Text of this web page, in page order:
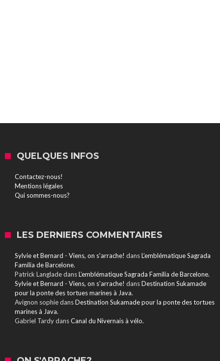
QUELQUES INFOS
Contactez-nous!
Mentions légales
Qui sommes-nous?
LES DERNIERS COMMENTAIRES
Sylvie et Bernard - Viens, on s'arrache! dansL’emblématique Sagrada
Familia de Barcelone.
Patrick LangladedansL’emblématique Sagrada Familia de Barcelone.
Sylvie et Bernard - Viens, on s'arrache! dansDestination Sukamade
pour la ponte des tortues marines à Java.
Avignon sophiedansDestination Sukamade pour la ponte des tortues
marines à Java.
Gabriel TardydansCanal du Nivernais à vélo.